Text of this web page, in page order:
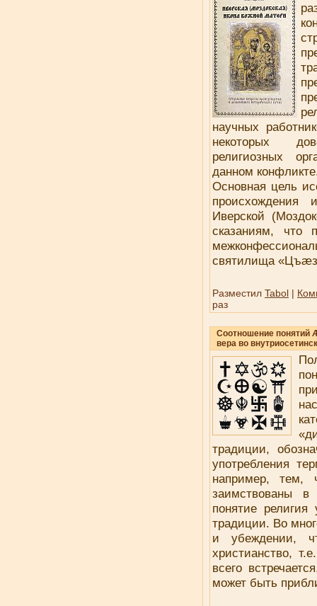
научных
некоторых
религиозных
данном
Основная цель
происхождения
Иверской
сказаниям, что
святилища
Разместил Tabol |
раз
Соотношение понятий
вера во
традиции,
употребления
например, тем,
заимствованы в
понятие
традиции. Во
и убеждении,
христианство,
всего
может быть